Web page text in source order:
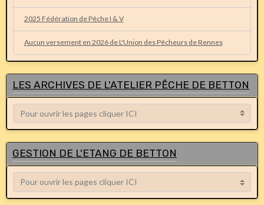
2025 Fédération de Pêche I & V
Aucun versement en 2026 de L'Union des Pêcheurs de Rennes
LES ARCHIVES DE L'ATELIER PÊCHE DE BETTON
GESTION DE L'ETANG DE BETTON